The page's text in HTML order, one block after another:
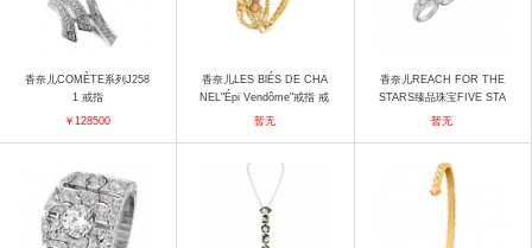
香奈儿COMÈTE系列J258
1 戒指
￥128500
香奈儿LES BlÉS DE CHA
NEL"Épi Vendôme"戒指 戒
指
暂无
香奈儿REACH FOR THE
STARS臻品珠宝FIVE STA
RS戒指（银色） 戒指
暂无